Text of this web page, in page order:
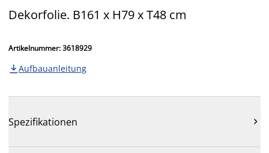
Dekorfolie. B161 x H79 x T48 cm
Artikelnummer: 3618929
 Aufbauanleitung
Spezifikationen 